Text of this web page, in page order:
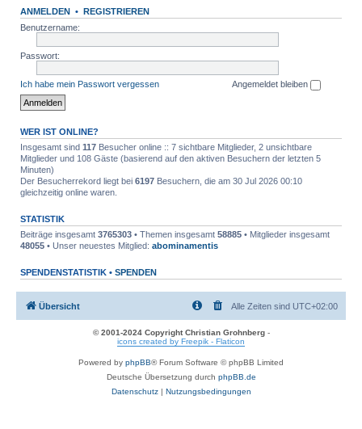
ANMELDEN • REGISTRIEREN
Benutzername:
Passwort:
Ich habe mein Passwort vergessen Angemeldet bleiben
WER IST ONLINE?
Insgesamt sind 117 Besucher online :: 7 sichtbare Mitglieder, 2 unsichtbare
Mitglieder und 108 Gäste (basierend auf den aktiven Besuchern der letzten 5
Minuten)
Der Besucherrekord liegt bei 6197 Besuchern, die am 30 Jul 2026 00:10
gleichzeitig online waren.
STATISTIK
Beiträge insgesamt 3765303 • Themen insgesamt 58885 • Mitglieder insgesamt
48055 • Unser neuestes Mitglied: abominamentis
SPENDENSTATISTIK • SPENDEN
Übersicht Alle Zeiten sind UTC+02:00
© 2001-2024 Copyright Christian Grohnberg-
icons created by Freepik - Flaticon
Powered by phpBB® Forum Software © phpBB Limited
Deutsche Übersetzung durch phpBB.de
Datenschutz| Nutzungsbedingungen